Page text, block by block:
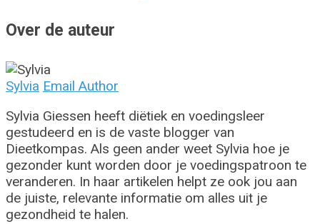
Over de auteur
Sylvia Email Author
Sylvia Giessen heeft diëtiek en voedingsleer
gestudeerd en is de vaste blogger van
Dieetkompas. Als geen ander weet Sylvia hoe je
gezonder kunt worden door je voedingspatroon te
veranderen. In haar artikelen helpt ze ook jou aan
de juiste, relevante informatie om alles uit je
gezondheid te halen.